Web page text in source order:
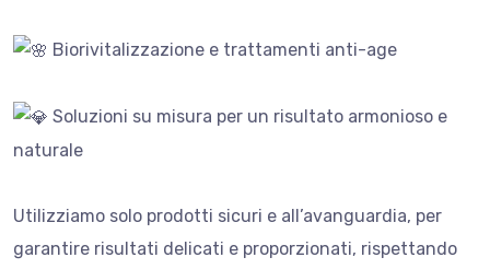
Biorivitalizzazione e trattamenti anti-age
Soluzioni su misura per un risultato armonioso e
naturale
Utilizziamo solo prodotti sicuri e all’avanguardia, per
garantire risultati delicati e proporzionati, rispettando